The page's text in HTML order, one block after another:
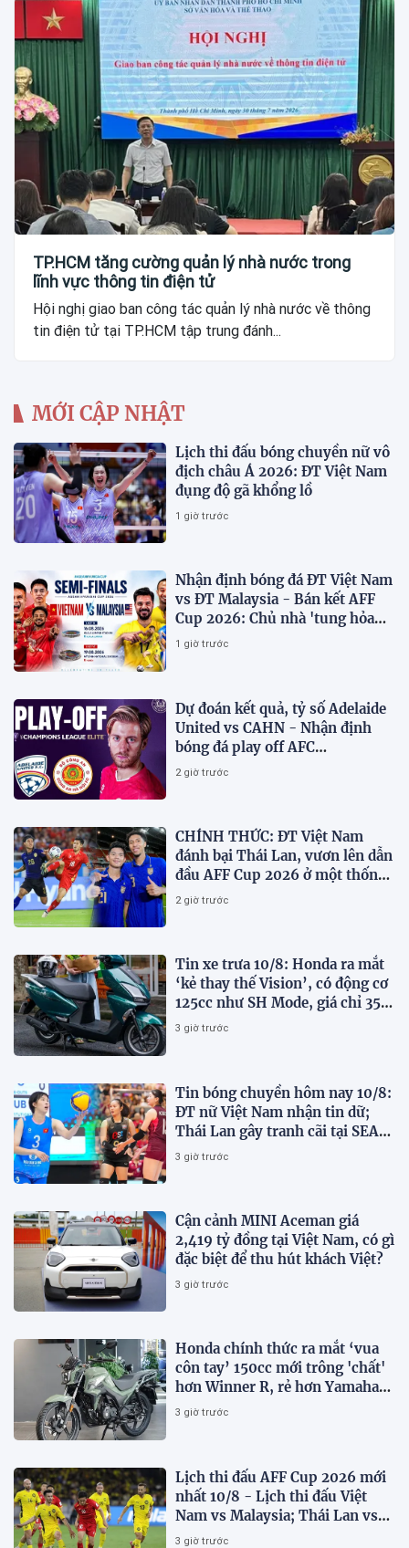
TP.HCM tăng cường quản lý nhà nước trong
lĩnh vực thông tin điện tử
Hội nghị giao ban công tác quản lý nhà nước về thông
tin điện tử tại TP.HCM tập trung đánh...
MỚI CẬP NHẬT
Lịch thi đấu bóng chuyền nữ vô
địch châu Á 2026: ĐT Việt Nam
đụng độ gã khổng lồ
1 giờ trước
Nhận định bóng đá ĐT Việt Nam
vs ĐT Malaysia - Bán kết AFF
Cup 2026: Chủ nhà 'tung hỏa
mù'
1 giờ trước
Dự đoán kết quả, tỷ số Adelaide
United vs CAHN - Nhận định
bóng đá play off AFC
Champions League
2 giờ trước
CHÍNH THỨC: ĐT Việt Nam
đánh bại Thái Lan, vươn lên dẫn
đầu AFF Cup 2026 ở một thống
kê
2 giờ trước
Tin xe trưa 10/8: Honda ra mắt
‘kẻ thay thế Vision’, có động cơ
125cc như SH Mode, giá chỉ 35,6
triệu đồng
3 giờ trước
Tin bóng chuyền hôm nay 10/8:
ĐT nữ Việt Nam nhận tin dữ;
Thái Lan gây tranh cãi tại SEA
V.Cup 2026
3 giờ trước
Cận cảnh MINI Aceman giá
2,419 tỷ đồng tại Việt Nam, có gì
đặc biệt để thu hút khách Việt?
3 giờ trước
Honda chính thức ra mắt ‘vua
côn tay’ 150cc mới trông 'chất'
hơn Winner R, rẻ hơn Yamaha
Exciter 10 triệu đồng
3 giờ trước
Lịch thi đấu AFF Cup 2026 mới
nhất 10/8 - Lịch thi đấu Việt
Nam vs Malaysia; Thái Lan vs
Singapore
3 giờ trước